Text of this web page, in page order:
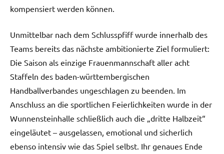
kompensiert werden können.
Unmittelbar nach dem Schlusspfiff wurde innerhalb des
Teams bereits das nächste ambitionierte Ziel formuliert:
Die Saison als einzige Frauenmannschaft aller acht
Staffeln des baden-württembergischen
Handballverbandes ungeschlagen zu beenden. Im
Anschluss an die sportlichen Feierlichkeiten wurde in der
Wunnensteinhalle schließlich auch die „dritte Halbzeit“
eingeläutet – ausgelassen, emotional und sicherlich
ebenso intensiv wie das Spiel selbst. Ihr genaues Ende